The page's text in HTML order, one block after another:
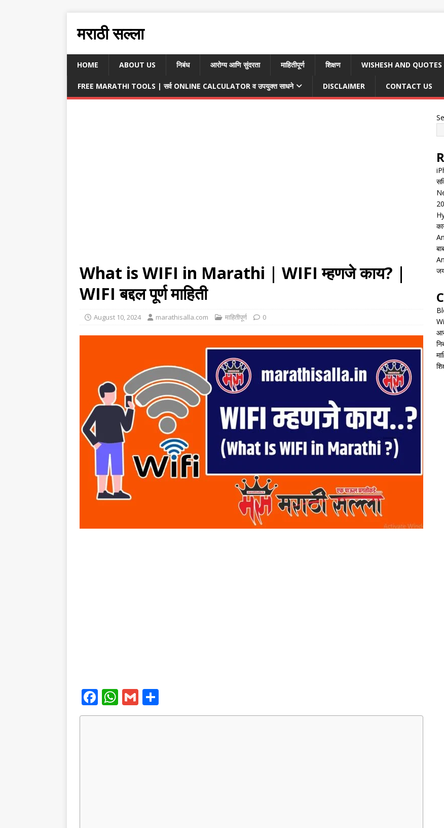
मराठी सल्ला
HOME ABOUT US निबंध आरोग्य आणि सुंदरता माहितीपूर्ण शिक्षण WISHESH AND QUOTES
FREE MARATHI TOOLS | सर्व ONLINE CALCULATOR व उपयुक्त साधने DISCLAIMER CONTACT US
What is WIFI in Marathi | WIFI म्हणजे काय? |
WIFI बद्दल पूर्ण माहिती
August 10, 2024 marathisalla.com माहितीपूर्ण 0
F
a
W
h
G
m h